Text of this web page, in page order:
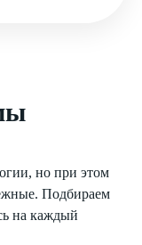
но при этом
Подбираем
на каждый